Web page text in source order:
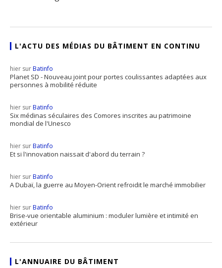
L'ACTU DES MÉDIAS DU BÂTIMENT EN CONTINU
hier surBatinfo
Planet SD - Nouveau joint pour portes coulissantes adaptées aux
personnes à mobilité réduite
hier surBatinfo
Six médinas séculaires des Comores inscrites au patrimoine
mondial de l'Unesco
hier surBatinfo
Et si l'innovation naissait d'abord du terrain ?
hier surBatinfo
A Dubaï, la guerre au Moyen-Orient refroidit le marché immobilier
hier surBatinfo
Brise-vue orientable aluminium : moduler lumière et intimité en
extérieur
L'ANNUAIRE DU BÂTIMENT